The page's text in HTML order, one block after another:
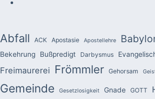
Abfall ACK Apostasie Apostellehre
Bekehrung Bußpredigt Darbysmus
Freimaurerei Frömmler Gehorsam
Gemeinde Gesetzlosigkeit Gnade GOTT